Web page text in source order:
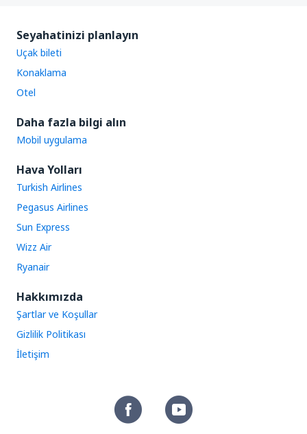
Seyahatinizi planlayın
Uçak bileti
Konaklama
Otel
Daha fazla bilgi alın
Mobil uygulama
Hava Yolları
Turkish Airlines
Pegasus Airlines
Sun Express
Wizz Air
Ryanair
Hakkımızda
Şartlar ve Koşullar
Gizlilik Politikası
İletişim